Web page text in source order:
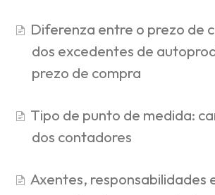
Diferenza entre o prezo de
dos excedentes de
prezo de compra
Tipo de punto de medida:
dos contadores
Axentes, responsabilidades